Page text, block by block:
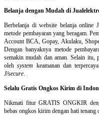
Belanja dengan Mudah di
Berbelanja diwebsite belanja online
metode pembayaran yang beragam.
Account BCA, Gopay, Akulaku,
Dengan banyaknya metode
semakin mudah dan aman. Selain itu,
olehsystem keamanan dan
J/secure.
Selalu Gratis Ongkos Kirim di
Nikmati fitur GRATIS ONGKIR
bebas ongkos kirim dengan hati tenang